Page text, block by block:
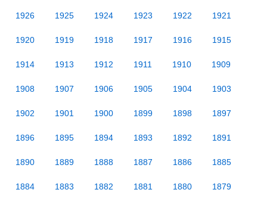
1926 1925 1924 1923 1922 1921
1920 1919 1918 1917 1916 1915
1914 1913 1912 1911 1910 1909
1908 1907 1906 1905 1904 1903
1902 1901 1900 1899 1898 1897
1896 1895 1894 1893 1892 1891
1890 1889 1888 1887 1886 1885
1884 1883 1882 1881 1880 1879